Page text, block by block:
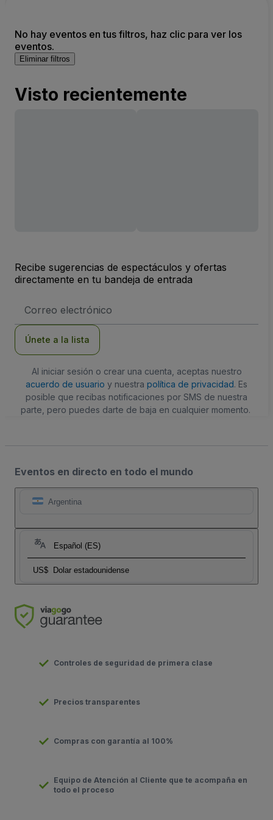
No hay eventos en tus filtros, haz clic para ver los
eventos.
Eliminar filtros
Visto recientemente
Recibe sugerencias de espectáculos y ofertas
directamente en tu bandeja de entrada
de
Únete a la lista
Al iniciar sesión o crear una cuenta, aceptas nuestro
acuerdo de usuario y nuestra política de privacidad. Es
posible que recibas notificaciones por SMS de nuestra
parte, pero puedes darte de baja en cualquier momento.
Eventos en directo en todo el mundo
Argentina
Español (ES)
US$ Dolar estadounidense
Controles de seguridad de primera clase
Precios transparentes
Compras con garantía al 100%
Equipo de Atención al Cliente que te acompaña en
todo el proceso